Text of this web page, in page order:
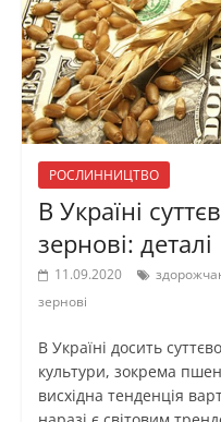
РОСЛИННИЦТВО
В Україні
зернові: деталі
11.09.2020
зернові
В Україні досить
культури, зокрема
висхідна тенденція